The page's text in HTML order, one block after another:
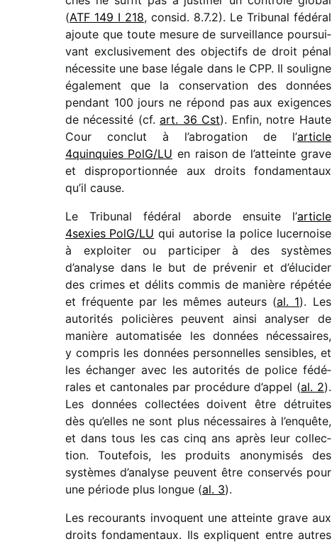
(ATF 149 I 218, consid. 8.7.2). Le Tribunal fédé­ral
ajoute que toute mesure de surveillance pour­sui­
vant exclu­si­ve­ment des objec­tifs de droit pénal
néces­site une base légale dans le CPP. Il souligne
égale­ment que la conser­va­tion des données
pendant 100 jours ne répond pas aux exigences
de néces­sité (cf. art. 36 Cst). Enfin, notre Haute
Cour conclut à l’abrogation de l’article
4quinquies PolG/​LU en raison de l’atteinte grave
et dispro­por­tion­née aux droits fonda­men­taux
qu’il cause.
Le Tribunal fédé­ral aborde ensuite l’article
4sexies PolG/​LU qui auto­rise la police lucer­noise
à exploi­ter ou parti­ci­per à des systèmes
d’analyse dans le but de préve­nir et d’élucider
des crimes et délits commis de manière répé­tée
et fréquente par les mêmes auteurs (al. 1). Les
auto­ri­tés poli­cières peuvent ainsi analy­ser de
manière auto­ma­ti­sée les données néces­saires,
y compris les données person­nelles sensibles, et
les échan­ger avec les auto­ri­tés de police fédé­
rales et canto­nales par procé­dure d’appel (al. 2).
Les données collec­tées doivent être détruites
dès qu’elles ne sont plus néces­saires à l’enquête,
et dans tous les cas cinq ans après leur collec­
tion. Toutefois, les produits anony­mi­sés des
systèmes d’analyse peuvent être conser­vés pour
une période plus longue (al. 3).
Les recou­rants invoquent une atteinte grave aux
droits fonda­men­taux. Ils expliquent entre autres